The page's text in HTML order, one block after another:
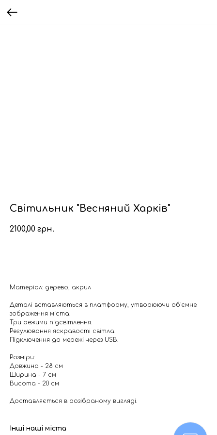
Світильник "Весняний Харків"
2100,00 грн.
Матеріал: дерево, акрил
Деталі вставляються в платформу, утворюючи об'ємне
зображення міста.
Три режими підсвітлення.
Регулювання яскравості світла.
Підключення до мережі через USB.
Розміри:
Довжина - 28 см
Ширина - 7 см
Висота - 20 см
Доставляється в розібраному вигляді.
Інші наші міста